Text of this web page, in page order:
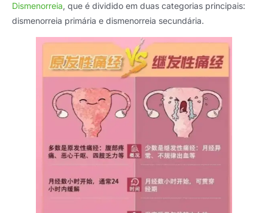
Dismenorreia, que é dividido em duas categorias principais:
dismenorreia primária e dismenorreia secundária.